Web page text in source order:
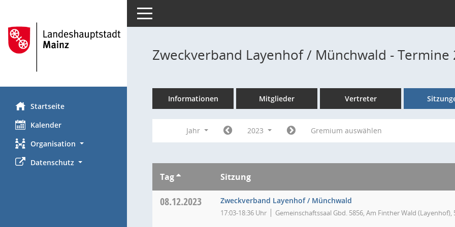
Startseite
Kalender
Organisation
Datenschutz
Toggle navigation
Zweckverband Layenhof / Münchwald - Termine
Informationen Mitglieder Vertreter
Jahr 2023 Gremium auswählen
Tag Sitzung
08.12.2023 Zweckverband Layenhof / Münchwald
17:03-18:36 Uhr Gemeinschaftssaal Gbd. 5856, Am Finther Wald (Layenhof),